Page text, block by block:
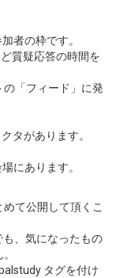
者の枠です。
質疑応答の時間を
「フィード」に発
タがあります。
にあります。
て公開して頂くこ
、気になったもの
タグを付け